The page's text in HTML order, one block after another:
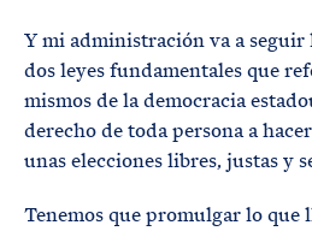
Y mi administración va a
dos leyes fundamentales que
mismos de la democracia
derecho de toda persona a
unas elecciones libres, justas y
Tenemos que promulgar lo que